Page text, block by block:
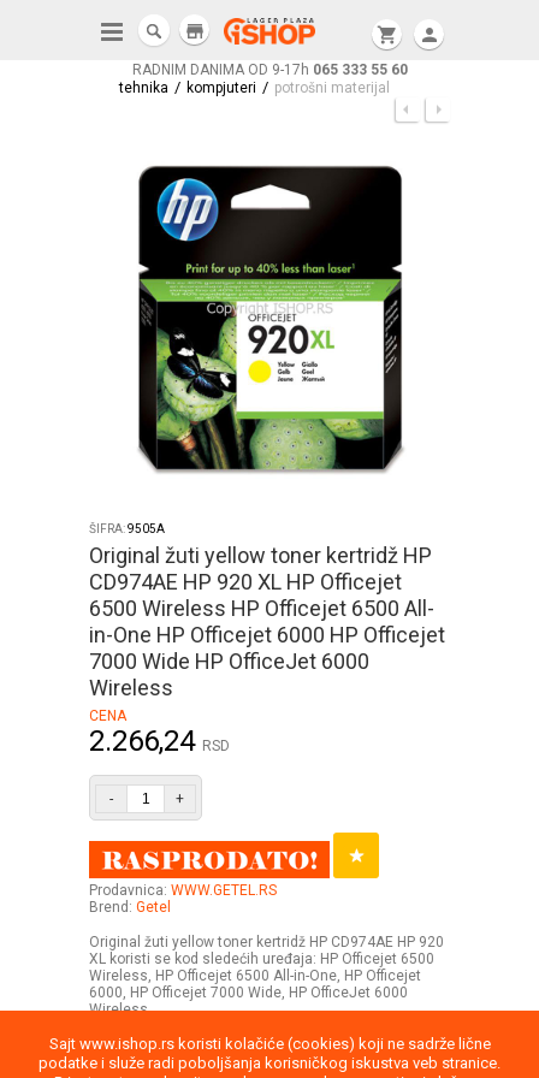
Sajt www.ishop.rs koristi kolačiće (cookies) koji ne sadrže lične
podatke i služe radi poboljšanja korisničkog iskustva veb stranice.
RADNIM DANIMA OD 9-17h 065 333 55 60
shopping_cart person
store
tehnika / kompjuteri / potrošni materijal
ŠIFRA:9505A
Original žuti yellow toner kertridž HP
CD974AE HP 920 XL HP Officejet
6500 Wireless HP Officejet 6500 All-
in-One HP Officejet 6000 HP Officejet
7000 Wide HP OfficeJet 6000
Wireless
CENA
2.266,24 RSD
- +
Prodavnica: WWW.GETEL.RS
Brend: Getel
Original žuti yellow toner kertridž HP CD974AE HP 920
XL koristi se kod sledećih uređaja: HP Officejet 6500
Wireless, HP Officejet 6500 All-in-One, HP Officejet
6000, HP Officejet 7000 Wide, HP OfficeJet 6000
Wireless